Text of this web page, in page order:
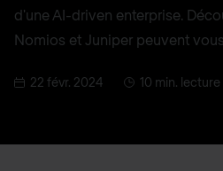
d'une AI-driven enterprise.
Nomios et Juniper peuvent
22 févr. 2024 10 min. lecture